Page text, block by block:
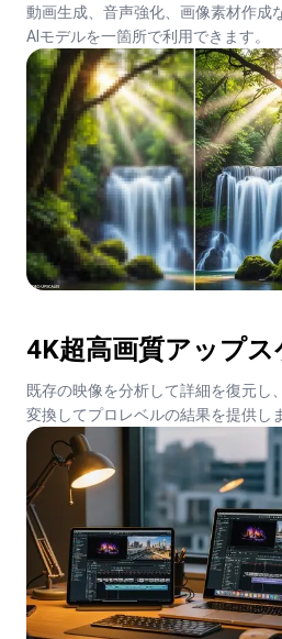
動画生成、音声強化、画像素材作成
AIモデルを一箇所で利用できます。
4K超高画質アップ
既存の映像を分析して詳細を復元し
変換してプロレベルの結果を提供し